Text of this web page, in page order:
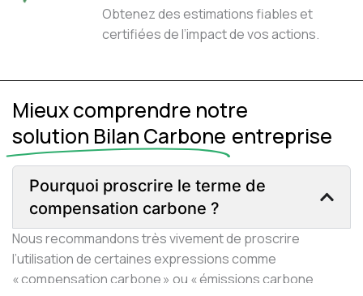
Obtenez des estimations fiables et
certifiées de l’impact de vos actions.
Mieux comprendre notre
solution Bilan Carbone entreprise
Pourquoi proscrire le terme de
compensation carbone ?
Nous recommandons très vivement de proscrire
l’utilisation de certaines expressions comme
« compensation carbone » ou « émissions carbone